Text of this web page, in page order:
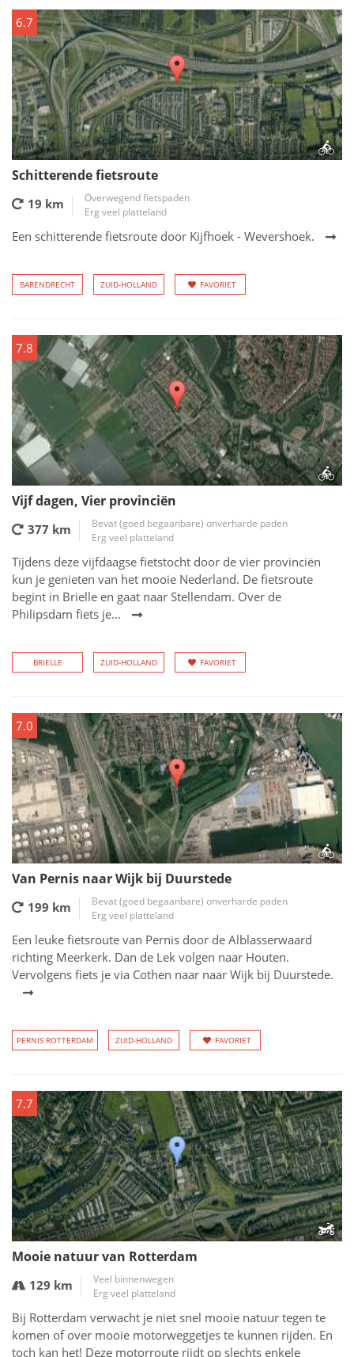
6.7
Schitterende fietsroute
19 km
Overwegend fietspaden
Erg veel platteland
Een schitterende fietsroute door Kijfhoek - Wevershoek.
BARENDRECHT ZUID-HOLLAND FAVORIET
7.8
Vijf dagen, Vier provinciën
377 km
Bevat (goed begaanbare) onverharde paden
Erg veel platteland
Tijdens deze vijfdaagse fietstocht door de vier provinciën
kun je genieten van het mooie Nederland. De fietsroute
begint in Brielle en gaat naar Stellendam. Over de
Philipsdam fiets je...
BRIELLE ZUID-HOLLAND FAVORIET
7.0
Van Pernis naar Wijk bij Duurstede
199 km
Bevat (goed begaanbare) onverharde paden
Erg veel platteland
Een leuke fietsroute van Pernis door de Alblasserwaard
richting Meerkerk. Dan de Lek volgen naar Houten.
Vervolgens fiets je via Cothen naar naar Wijk bij Duurstede.
PERNIS ROTTERDAM ZUID-HOLLAND FAVORIET
7.7
Mooie natuur van Rotterdam
129 km
Veel binnenwegen
Erg veel platteland
Bij Rotterdam verwacht je niet snel mooie natuur tegen te
komen of over mooie motorweggetjes te kunnen rijden. En
toch kan het! Deze motorroute rijdt op slechts enkele